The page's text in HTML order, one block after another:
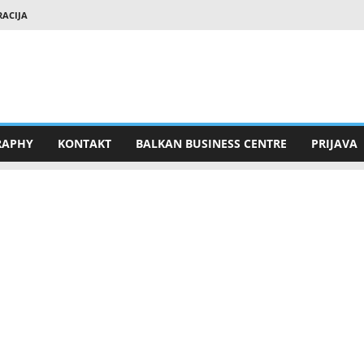
KONTAKT BALKAN BUSINESS CENTRE PRIJAVA